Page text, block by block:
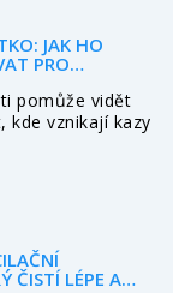
se, jak vybrat
pro vaše
je při jejím
si, jaké
zařízení a
z hlediska péče
JAK HO
PRO
pomůže vidět
kde vznikají kazy
ČISTÍ LÉPE A